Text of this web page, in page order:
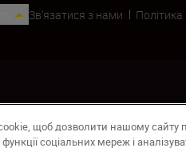
Зв’язатися з нами Політика
щоб дозволити нашому
соціальних мереж і